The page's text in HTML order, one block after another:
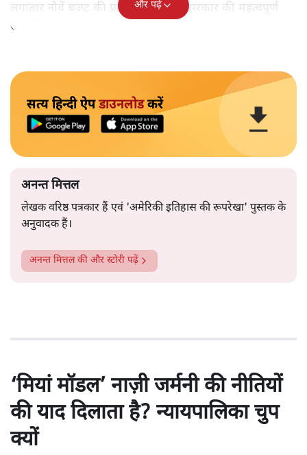
लगातार नौवें बजट की प्रस्तुति को अपनी सरकार की महत्वपूर्ण
उपलब्धि बताने पर मजबूर होना पड़ा।
और पढ़ें
सत्य हिन्दी ऐपडाउनलोडकरें
अनन्त मित्तल
लेखक वरिष्ठ पत्रकार हैं एवं 'अमेरिकी इतिहास की रूपरेखा' पुस्तक के
अनुवादक हैं।
अनन्त मित्तलकी और स्टोरी पढ़ें
‘मियां मॉडल’ नाज़ी जर्मनी की नीतियों
की याद दिलाता है? न्यायपालिका चुप
क्यों